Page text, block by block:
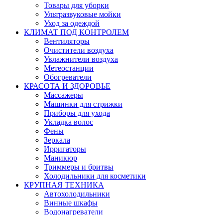
Товары для уборки
Ультразвуковые мойки
Уход за одеждой
КЛИМАТ ПОД КОНТРОЛЕМ
Вентиляторы
Очистители воздуха
Увлажнители воздуха
Метеостанции
Обогреватели
КРАСОТА И ЗДОРОВЬЕ
Массажеры
Машинки для стрижки
Приборы для ухода
Укладка волос
Фены
Зеркала
Ирригаторы
Маникюр
Триммеры и бритвы
Холодильники для косметики
КРУПНАЯ ТЕХНИКА
Автохолодильники
Винные шкафы
Водонагреватели